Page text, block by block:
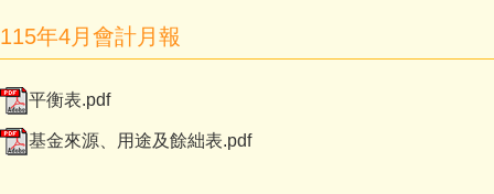
鄧公行事曆
認識鄧公
行政處室
115年4月會計月報
平衡表.pdf
基金來源、用途及餘絀表.pdf